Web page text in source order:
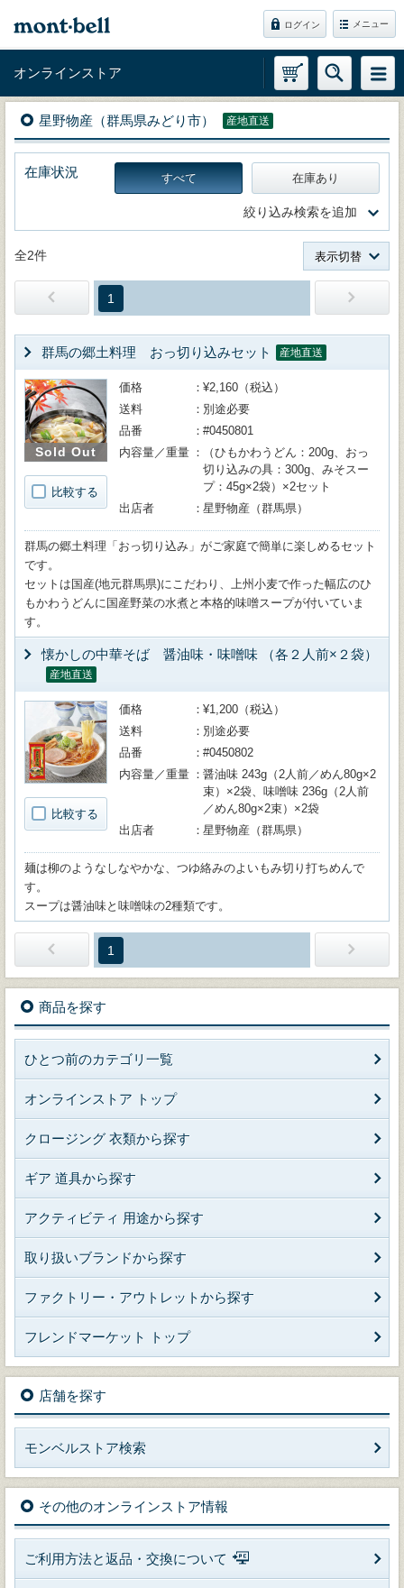
ログイン メニュー
オンラインストア
星野物産（群馬県みどり市） 産地直送
在庫状況 すべて 在庫あり
絞り込み検索を追加
全2件 表示切替
1
群馬の郷土料理 おっ切り込みセット 産地直送
Sold Out
比較する
価格
¥2,160（税込）
送料
別途必要
品番
#0450801
内容量／重量
（ひもかわうどん：200g、おっ
切り込みの具：300g、みそスー
プ：45g×2袋）×2セット
出店者
星野物産（群馬県）
群馬の郷土料理「おっ切り込み」がご家庭で簡単に楽しめるセット
です。
セットは国産(地元群馬県)にこだわり、上州小麦で作った幅広のひ
もかわうどんに国産野菜の水煮と本格的味噌スープが付いていま
す。
懐かしの中華そば 醤油味・味噌味 （各２人前×２袋）
産地直送
比較する
価格
¥1,200（税込）
送料
別途必要
品番
#0450802
内容量／重量
醤油味 243g（2人前／めん80g×2
束）×2袋、味噌味 236g（2人前
／めん80g×2束）×2袋
出店者
星野物産（群馬県）
麺は柳のようなしなやかな、つゆ絡みのよいもみ切り打ちめんで
す。
スープは醤油味と味噌味の2種類です。
1
商品を探す
ひとつ前のカテゴリ一覧
オンラインストア トップ
クロージング 衣類から探す
ギア 道具から探す
アクティビティ 用途から探す
取り扱いブランドから探す
ファクトリー・アウトレットから探す
フレンドマーケット トップ
店舗を探す
モンベルストア検索
その他のオンラインストア情報
ご利用方法と返品・交換について